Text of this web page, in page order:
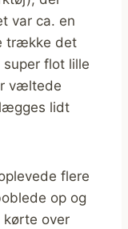
var ca. en
trække det
flot lille
væltede
lidt
flere
op og
kørte over